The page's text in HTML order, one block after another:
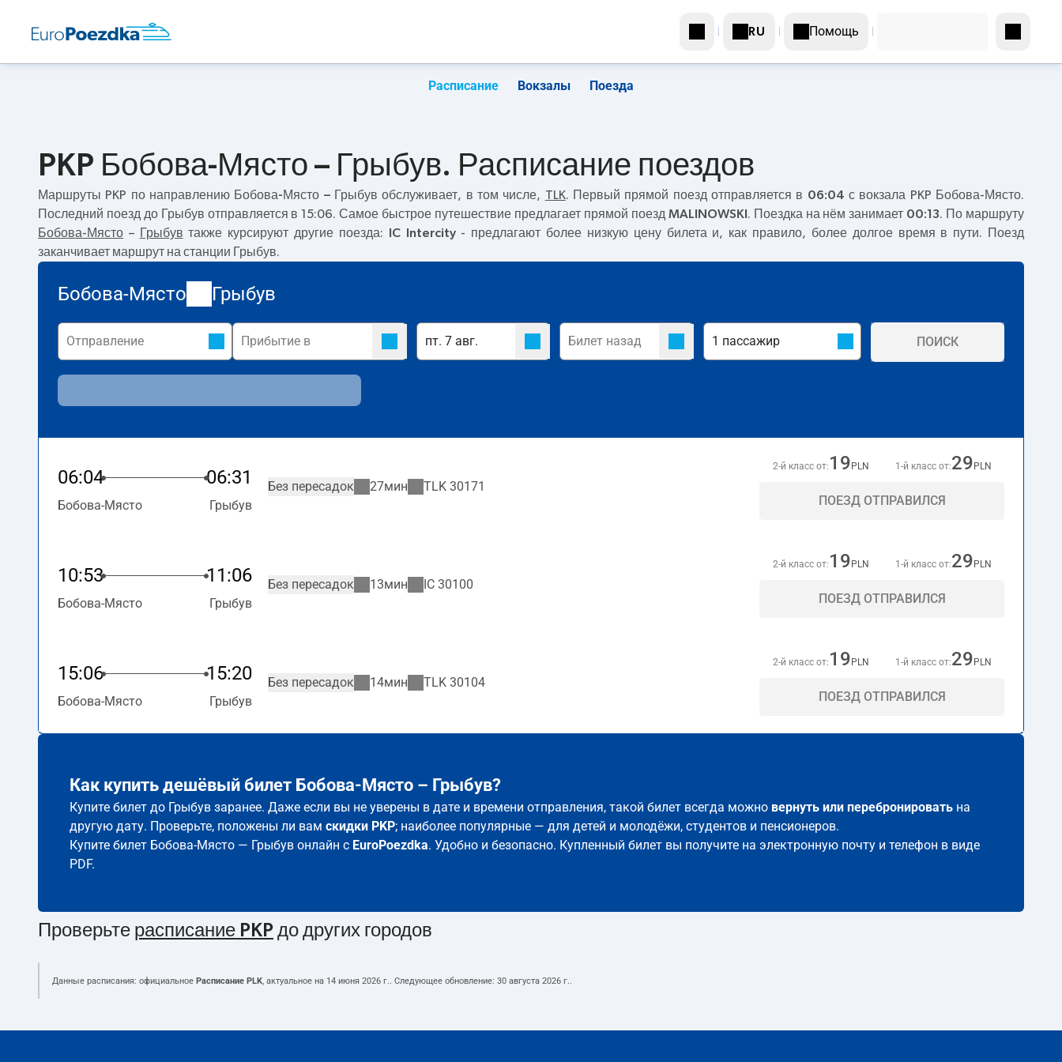
RU Помощь
Расписание Вокзалы Поезда
PKP Бобова-Място – Грыбув. Расписание поездов
Маршруты PKP по направлению Бобова-Място – Грыбув обслуживает, в том числе, TLK. Первый прямой поезд отправляется в 06:04 с вокзала PKP Бобова-Място.
Последний поезд до Грыбув отправляется в 15:06. Самое быстрое путешествие предлагает прямой поезд MALINOWSKI . Поездка на нём занимает 00:13. По маршруту
Бобова-Място – Грыбув также курсируют другие поезда: IC Intercity- предлагают более низкую цену билета и, как правило, более долгое время в пути. Поезд
заканчивает маршрут на станции Грыбув.
Бобова-Място Грыбув
ПОИСК
06:04 06:31
Бобова-Място Грыбув
Без пересадок 27мин TLK 30171
2-й класс от: 19 PLN 1-й класс от:29 PLN
ПОЕЗД ОТПРАВИЛСЯ
10:53 11:06
Бобова-Място Грыбув
Без пересадок 13мин IC 30100
2-й класс от: 19 PLN 1-й класс от:29 PLN
ПОЕЗД ОТПРАВИЛСЯ
15:06 15:20
Бобова-Място Грыбув
Без пересадок 14мин TLK 30104
2-й класс от: 19 PLN 1-й класс от:29 PLN
ПОЕЗД ОТПРАВИЛСЯ
Как купить дешёвый билет Бобова-Място – Грыбув?
Купите билет до Грыбув заранее. Даже если вы не уверены в дате и времени отправления, такой билет всегда можно вернуть или перебронировать на
другую дату. Проверьте, положены ли вам скидки PKP; наиболее популярные — для детей и молодёжи, студентов и пенсионеров.
Купите билет Бобова-Място — Грыбув онлайн с EuroPoezdka. Удобно и безопасно. Купленный билет вы получите на электронную почту и телефон в виде
PDF.
Проверьте расписание PKP до других городов
Данные расписания: официальное Расписание PLK, актуальное на 14 июня 2026 г.. Следующее обновление: 30 августа 2026 г..